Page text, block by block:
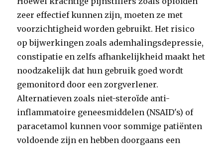
zeer effectief kunnen zijn, moeten ze met
voorzichtigheid worden gebruikt. Het risico
op bijwerkingen zoals ademhalingsdepressie,
constipatie en zelfs afhankelijkheid maakt het
noodzakelijk dat hun gebruik goed wordt
gemonitord door een zorgverlener.
Alternatieven zoals niet-steroïde anti-
inflammatoire geneesmiddelen (NSAID's) of
paracetamol kunnen voor sommige patiënten
voldoende zijn en hebben doorgaans een